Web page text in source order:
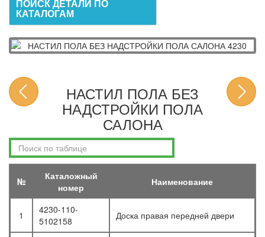
ПОИСК ДЕТАЛИ ПО
КАТАЛОГАМ
НАСТИЛ ПОЛА БЕЗ
НАДСТРОЙКИ ПОЛА
САЛОНА
№
Каталожный
номер
Наименование
1
4230-110-
5102158
Доска правая передней двери